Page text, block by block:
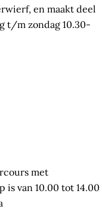
en maakt deel
t/m zondag 10.30-
met
van 10.00 tot 14.00